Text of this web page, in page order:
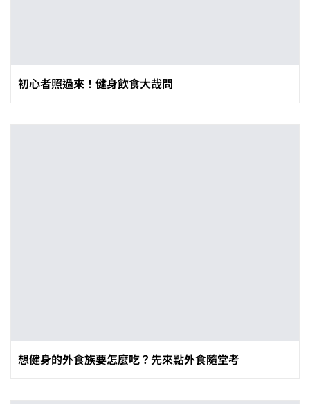
初心者照過來！健身飲食大哉問
想健身的外食族要怎麼吃？先來點外食隨堂考